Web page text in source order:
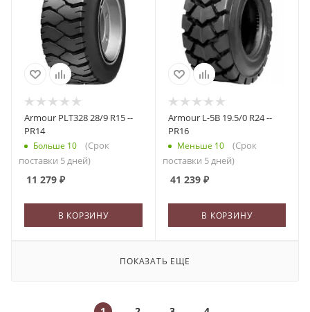
Armour PLT328 28/9 R15 --
PR14
Больше 10
(Срок
поставки 5 дней)
11 279 ₽
В КОРЗИНУ
Armour L-5B 19.5/0 R24 --
PR16
Меньше 10
(Срок
поставки 5 дней)
41 239₽
В КОРЗИНУ
ПОКАЗАТЬ ЕЩЕ